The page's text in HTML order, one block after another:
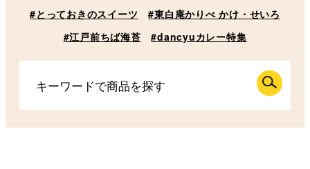
#とっておきのスイーツ
#東白庵かりべ かけ・せいろ
#江戸前ちば海苔
#dancyuカレー特集